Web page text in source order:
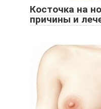
Косточка на
причины и